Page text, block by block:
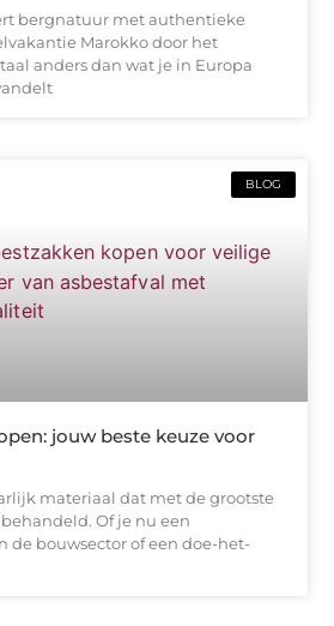
bergnatuur met authentieke
Marokko door het
anders dan wat je in Europa
BLOG
jouw beste keuze voor
materiaal dat met de grootste
Of je nu een
de bouwsector of een doe-het-